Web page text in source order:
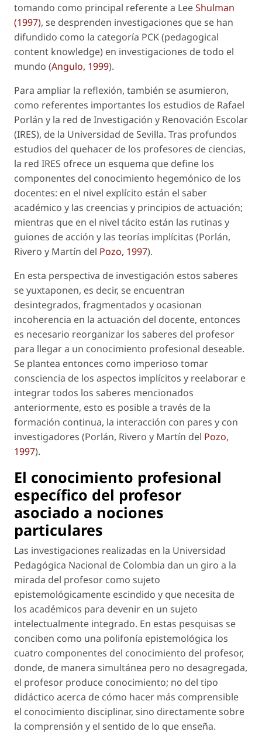
tomando como principal referente a LeeShulman
(1997), se desprenden investigaciones que se han
difundido como la categoría PCK (pedagogical
content knowledge) en investigaciones de todo el
mundo (Angulo, 1999).
Para ampliar la reflexión, también se asumieron,
como referentes importantes los estudios de Rafael
Porlán y la red de Investigación y Renovación Escolar
(IRES), de la Universidad de Sevilla. Tras profundos
estudios del quehacer de los profesores de ciencias,
la red IRES ofrece un esquema que define los
componentes del conocimiento hegemónico de los
docentes: en el nivel explícito están el saber
académico y las creencias y principios de actuación;
mientras que en el nivel tácito están las rutinas y
guiones de acción y las teorías implícitas (Porlán,
Rivero y Martín del Pozo, 1997).
En esta perspectiva de investigación estos saberes
se yuxtaponen, es decir, se encuentran
desintegrados, fragmentados y ocasionan
incoherencia en la actuación del docente, entonces
es necesario reorganizar los saberes del profesor
para llegar a un conocimiento profesional deseable.
Se plantea entonces como imperioso tomar
consciencia de los aspectos implícitos y reelaborar e
integrar todos los saberes mencionados
anteriormente, esto es posible a través de la
formación continua, la interacción con pares y con
investigadores (Porlán, Rivero y Martín del Pozo,
1997).
El conocimiento profesional
específico del profesor
asociado a nociones
particulares
Las investigaciones realizadas en la Universidad
Pedagógica Nacional de Colombia dan un giro a la
mirada del profesor como sujeto
epistemológicamente escindido y que necesita de
los académicos para devenir en un sujeto
intelectualmente integrado. En estas pesquisas se
conciben como una polifonía epistemológica los
cuatro componentes del conocimiento del profesor,
donde, de manera simultánea pero no desagregada,
el profesor produce conocimiento; no del tipo
didáctico acerca de cómo hacer más comprensible
el conocimiento disciplinar, sino directamente sobre
la comprensión y el sentido de lo que enseña.